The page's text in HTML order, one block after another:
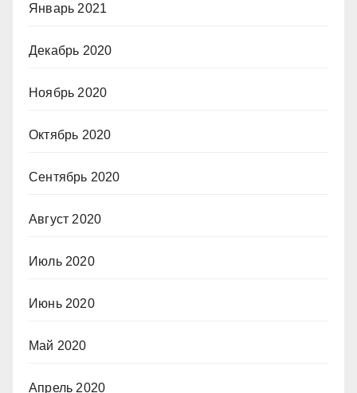
Январь 2021
Декабрь 2020
Ноябрь 2020
Октябрь 2020
Сентябрь 2020
Август 2020
Июль 2020
Июнь 2020
Май 2020
Апрель 2020